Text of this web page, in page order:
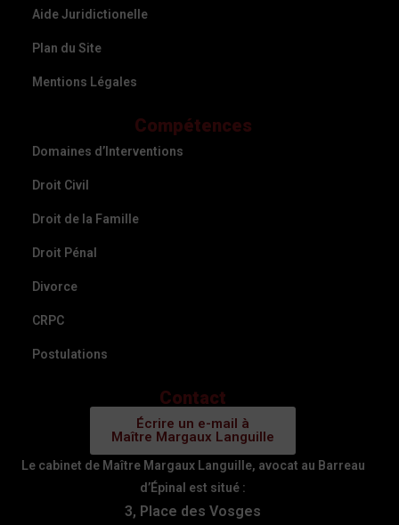
Aide Juridictionelle
Plan du Site
Mentions Légales
Compétences
Domaines d’Interventions
Droit Civil
Droit de la Famille
Droit Pénal
Divorce
CRPC
Postulations
Contact
Écrire un e-mail à
Maître Margaux Languille
Le cabinet de Maître Margaux Languille, avocat au Barreau
d’Épinal est situé :
3, Place des Vosges